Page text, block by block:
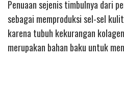
Penuaan sejenis timbulnya dari
sebagai memproduksi sel-sel
karena tubuh kekurangan
merupakan bahan baku untuk